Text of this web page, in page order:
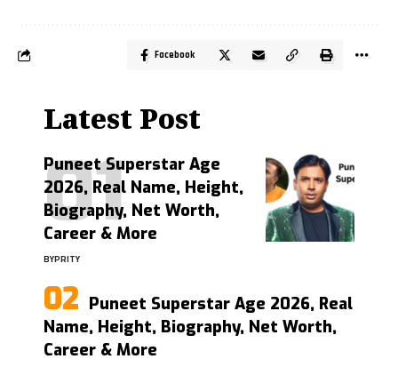
Facebook
Latest Post
Puneet Superstar Age
2026, Real Name, Height,
Biography, Net Worth,
Career & More
BYPRITY
Puneet Superstar Age 2026, Real
Name, Height, Biography, Net Worth,
Career & More